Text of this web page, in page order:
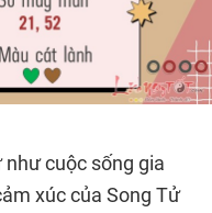
cuộc sống gia
xúc của Song Tử